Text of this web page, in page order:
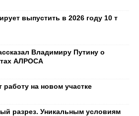
выпустить в 2026 году 10 т
Владимиру Путину о
АЛРОСА
работу на новом участке
разрез. Уникальным условиям